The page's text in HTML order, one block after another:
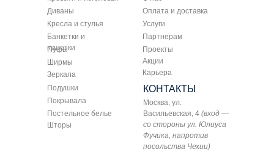
Диваны
Кресла и стулья
Банкетки и
кушетки
Пуфы
Ширмы
Зеркала
Оплата и доставка
Подушки КОНТАКТЫ
Покрывала
Москва, ул.
Васильевская, 4 (вход —
со стороны ул. Юлиуса
Фучика, напротив
посольства Чехии)
Постельное белье
Шторы
Услуги
Партнерам
Проекты
Акции
Карьера